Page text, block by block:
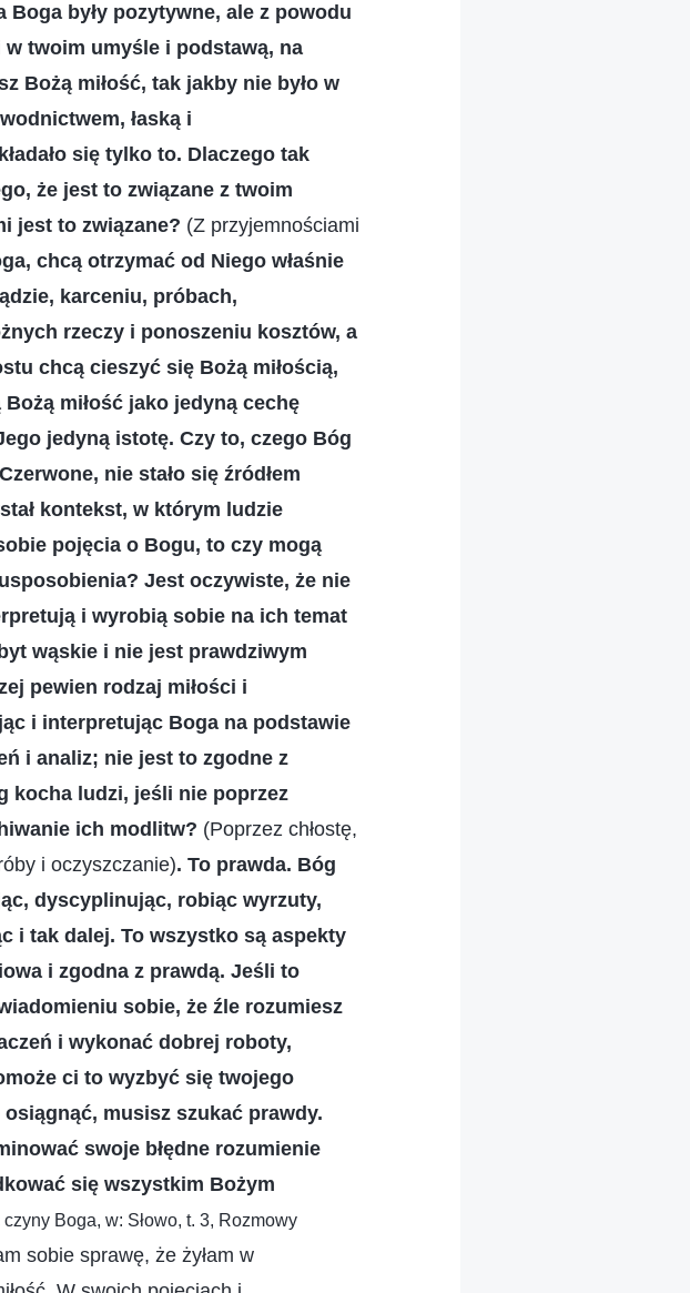
Boga były pozytywne, ale z powodu
twoim umyśle i podstawą, na
Bożą miłość, tak jakby nie było w
łaską i
się tylko to. Dlaczego tak
że jest to związane z twoim
jest to związane? (Z przyjemnościami
chcą otrzymać od Niego właśnie
karceniu, próbach,
rzeczy i ponoszeniu kosztów, a
chcą cieszyć się Bożą miłością,
miłość jako jedyną cechę
jedyną istotę. Czy to, czego Bóg
nie stało się źródłem
kontekst, w którym ludzie
pojęcia o Bogu, to czy mogą
Jest oczywiste, że nie
i wyrobią sobie na ich temat
wąskie i nie jest prawdziwym
pewien rodzaj miłości i
i interpretując Boga na podstawie
i analiz; nie jest to zgodne z
kocha ludzi, jeśli nie poprzez
ich modlitw? (Poprzez chłostę,
i oczyszczanie). To prawda. Bóg
dyscyplinując, robiąc wyrzuty,
i tak dalej. To wszystko są aspekty
i zgodna z prawdą. Jeśli to
sobie, że źle rozumiesz
i wykonać dobrej roboty,
ci to wyzbyć się twojego
osiągnąć, musisz szukać prawdy.
swoje błędne rozumienie
się wszystkim Bożym
Boga, w: Słowo, t. 3, Rozmowy
sobie sprawę, że żyłam w